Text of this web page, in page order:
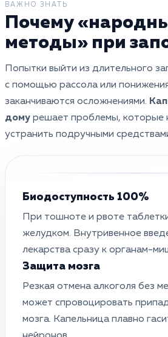
ВАЖНО ЗНАТЬ
Почему
методы» при
Попытки выйти из длительного
с помощью рассола или
заканчиваются осложнениями.
дому решает проблемы, которые
устранить подручными
Биодоступность 100%
При тошноте и рвоте
желудком. Внутривенное
лекарства сразу к органам-
Защита мозга
Резкая отмена алкоголя без
может спровоцировать
мозга. Капельница плавно